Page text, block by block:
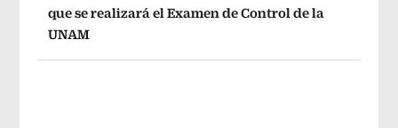
que se realizará el Examen de Control de la
UNAM